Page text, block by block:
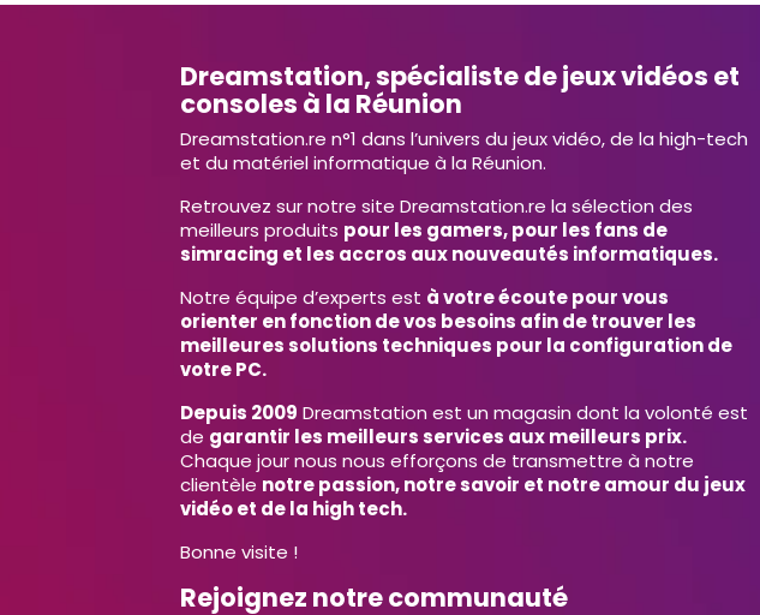
Dreamstation, spécialiste de jeux vidéos et
consoles à la Réunion
Dreamstation.re n°1 dans l’univers du jeux vidéo, de la high-tech
et du matériel informatique à la Réunion.
Retrouvez sur notre site Dreamstation.re la sélection des
meilleurs produits pour les gamers, pour les fans de
simracing et les accros aux nouveautés informatiques.
Notre équipe d’experts est à votre écoute pour vous
orienter en fonction de vos besoins afin de trouver les
meilleures solutions techniques pour la configuration de
votre PC.
Depuis 2009 Dreamstation est un magasin dont la volonté est
de garantir les meilleurs services aux meilleurs prix.
Chaque jour nous nous efforçons de transmettre à notre
clientèle notre passion, notre savoir et notre amour du jeux
vidéo et de la high tech.
Bonne visite !
Rejoignez notre communauté